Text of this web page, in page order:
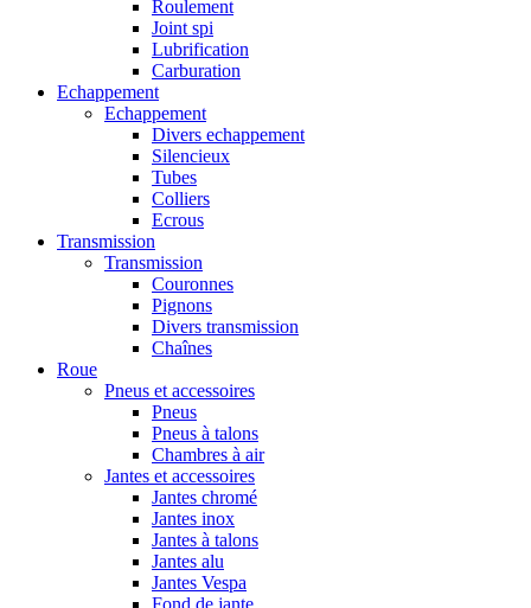
Roulement
Joint spi
Lubrification
Carburation
Echappement
Echappement
Divers echappement
Silencieux
Tubes
Colliers
Ecrous
Transmission
Transmission
Couronnes
Pignons
Divers transmission
Chaînes
Roue
Pneus et accessoires
Pneus
Pneus à talons
Chambres à air
Jantes et accessoires
Jantes chromé
Jantes inox
Jantes à talons
Jantes alu
Jantes Vespa
Fond de jante